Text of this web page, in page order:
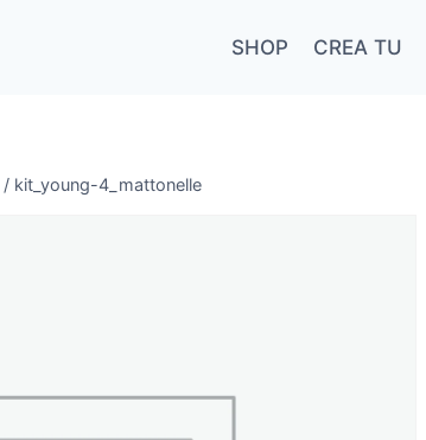
SHOP CREA TU
/ kit_young-4_mattonelle